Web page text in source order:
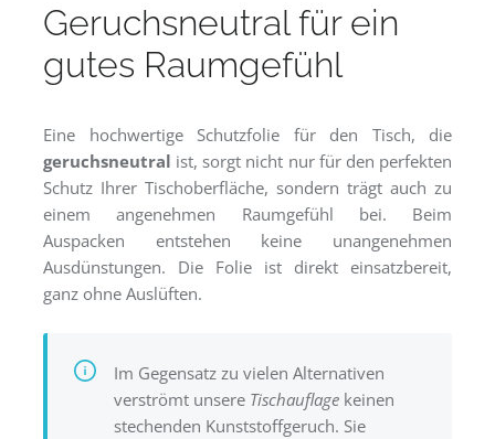
Geruchsneutral für ein
gutes Raumgefühl
Eine hochwertige Schutzfolie für den Tisch, die
geruchsneutral ist, sorgt nicht nur für den perfekten
Schutz Ihrer Tischoberfläche, sondern trägt auch zu
einem angenehmen Raumgefühl bei. Beim
Auspacken entstehen keine unangenehmen
Ausdünstungen. Die Folie ist direkt einsatzbereit,
ganz ohne Auslüften.
Im Gegensatz zu vielen Alternativen
verströmt unsere Tischauflage keinen
stechenden Kunststoffgeruch. Sie